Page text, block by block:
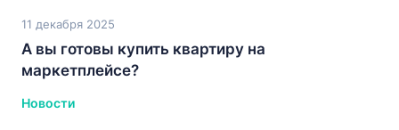
11 декабря 2025
А вы готовы купить квартиру на
маркетплейсе?
Новости